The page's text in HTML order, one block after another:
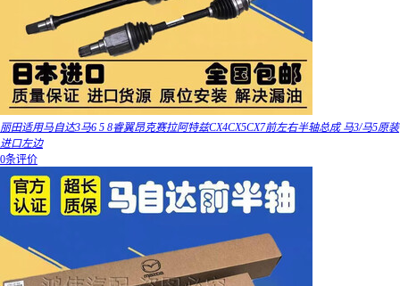
丽田适用马自达3马6 5 8睿翼昂克赛拉阿特兹CX4CX5CX7前左右半轴总成 马3/马5原装
进口左边
0条评价